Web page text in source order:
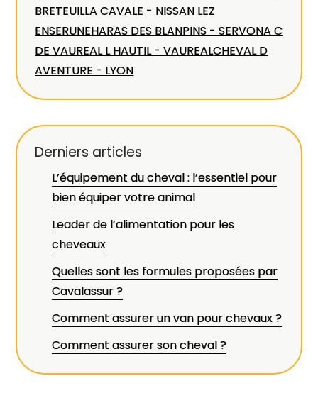
BRETEUILLA CAVALE - NISSAN LEZ
ENSERUNEHARAS DES BLANPINS - SERVONA C
DE VAUREAL L HAUTIL - VAUREALCHEVAL D
AVENTURE - LYON
Derniers articles
L’équipement du cheval : l’essentiel pour
bien équiper votre animal
Leader de l’alimentation pour les
cheveaux
Quelles sont les formules proposées par
Cavalassur ?
Comment assurer un van pour chevaux ?
Comment assurer son cheval ?